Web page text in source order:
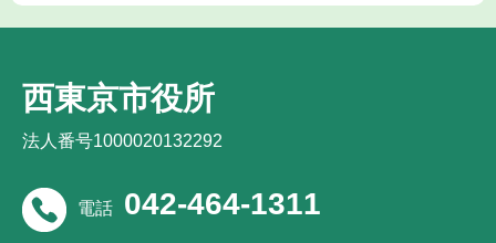
西東京市役所
法人番号1000020132292
電話 042-464-1311